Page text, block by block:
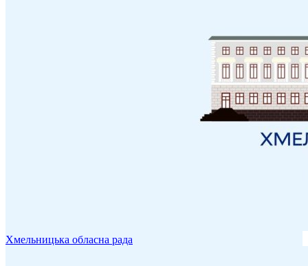
Хмельницька обласна рада